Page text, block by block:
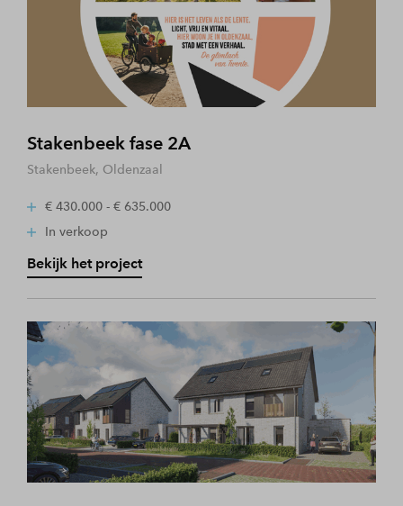
Stakenbeek fase 2A
Stakenbeek, Oldenzaal
€ 430.000 - € 635.000
In verkoop
Bekijk het project